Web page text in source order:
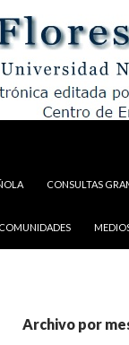
CONSULTAS
Archivo por